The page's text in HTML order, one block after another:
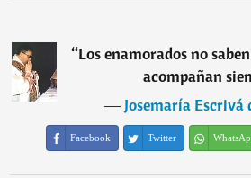
“Los enamorados no
acompañan
―Josemaría Escrivá
Facebook Twitter